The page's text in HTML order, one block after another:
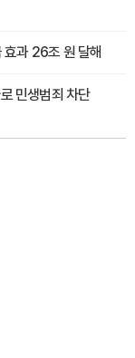
과 26조 원 달해
민생범죄 차단